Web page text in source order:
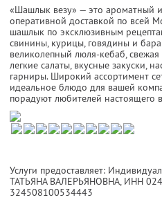
«Шашлык везу» — это ароматный
оперативной доставкой по всей
шашлык по эксклюзивным
свинины, курицы, говядины и
великолепный люля-кебаб,
легкие салаты, вкусные закуски,
гарниры. Широкий ассортимент
идеальное блюдо для вашей
порадуют любителей настоящего
Услуги предоставляет:
ТАТЬЯНА ВАЛЕРЬЯНОВНА, ИНН
324508100534443